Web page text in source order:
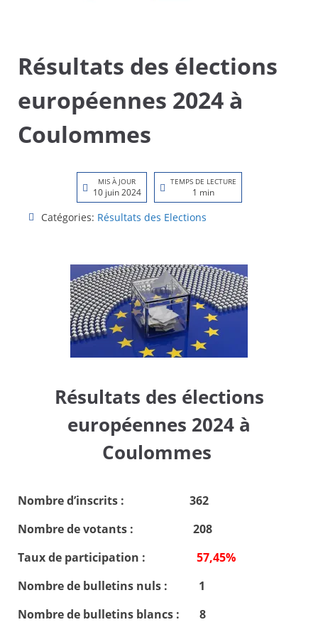
Résultats des élections
européennes 2024 à
Coulommes
MIS À JOUR
10 juin 2024
TEMPS DE LECTURE
1 min
Catégories: Résultats des Elections
Résultats des élections
européennes 2024 à
Coulommes
Nombre d’inscrits : 362
Nombre de votants : 208
Taux de participation :
57,45%
Nombre de bulletins nuls : 1
Nombre de bulletins blancs : 8